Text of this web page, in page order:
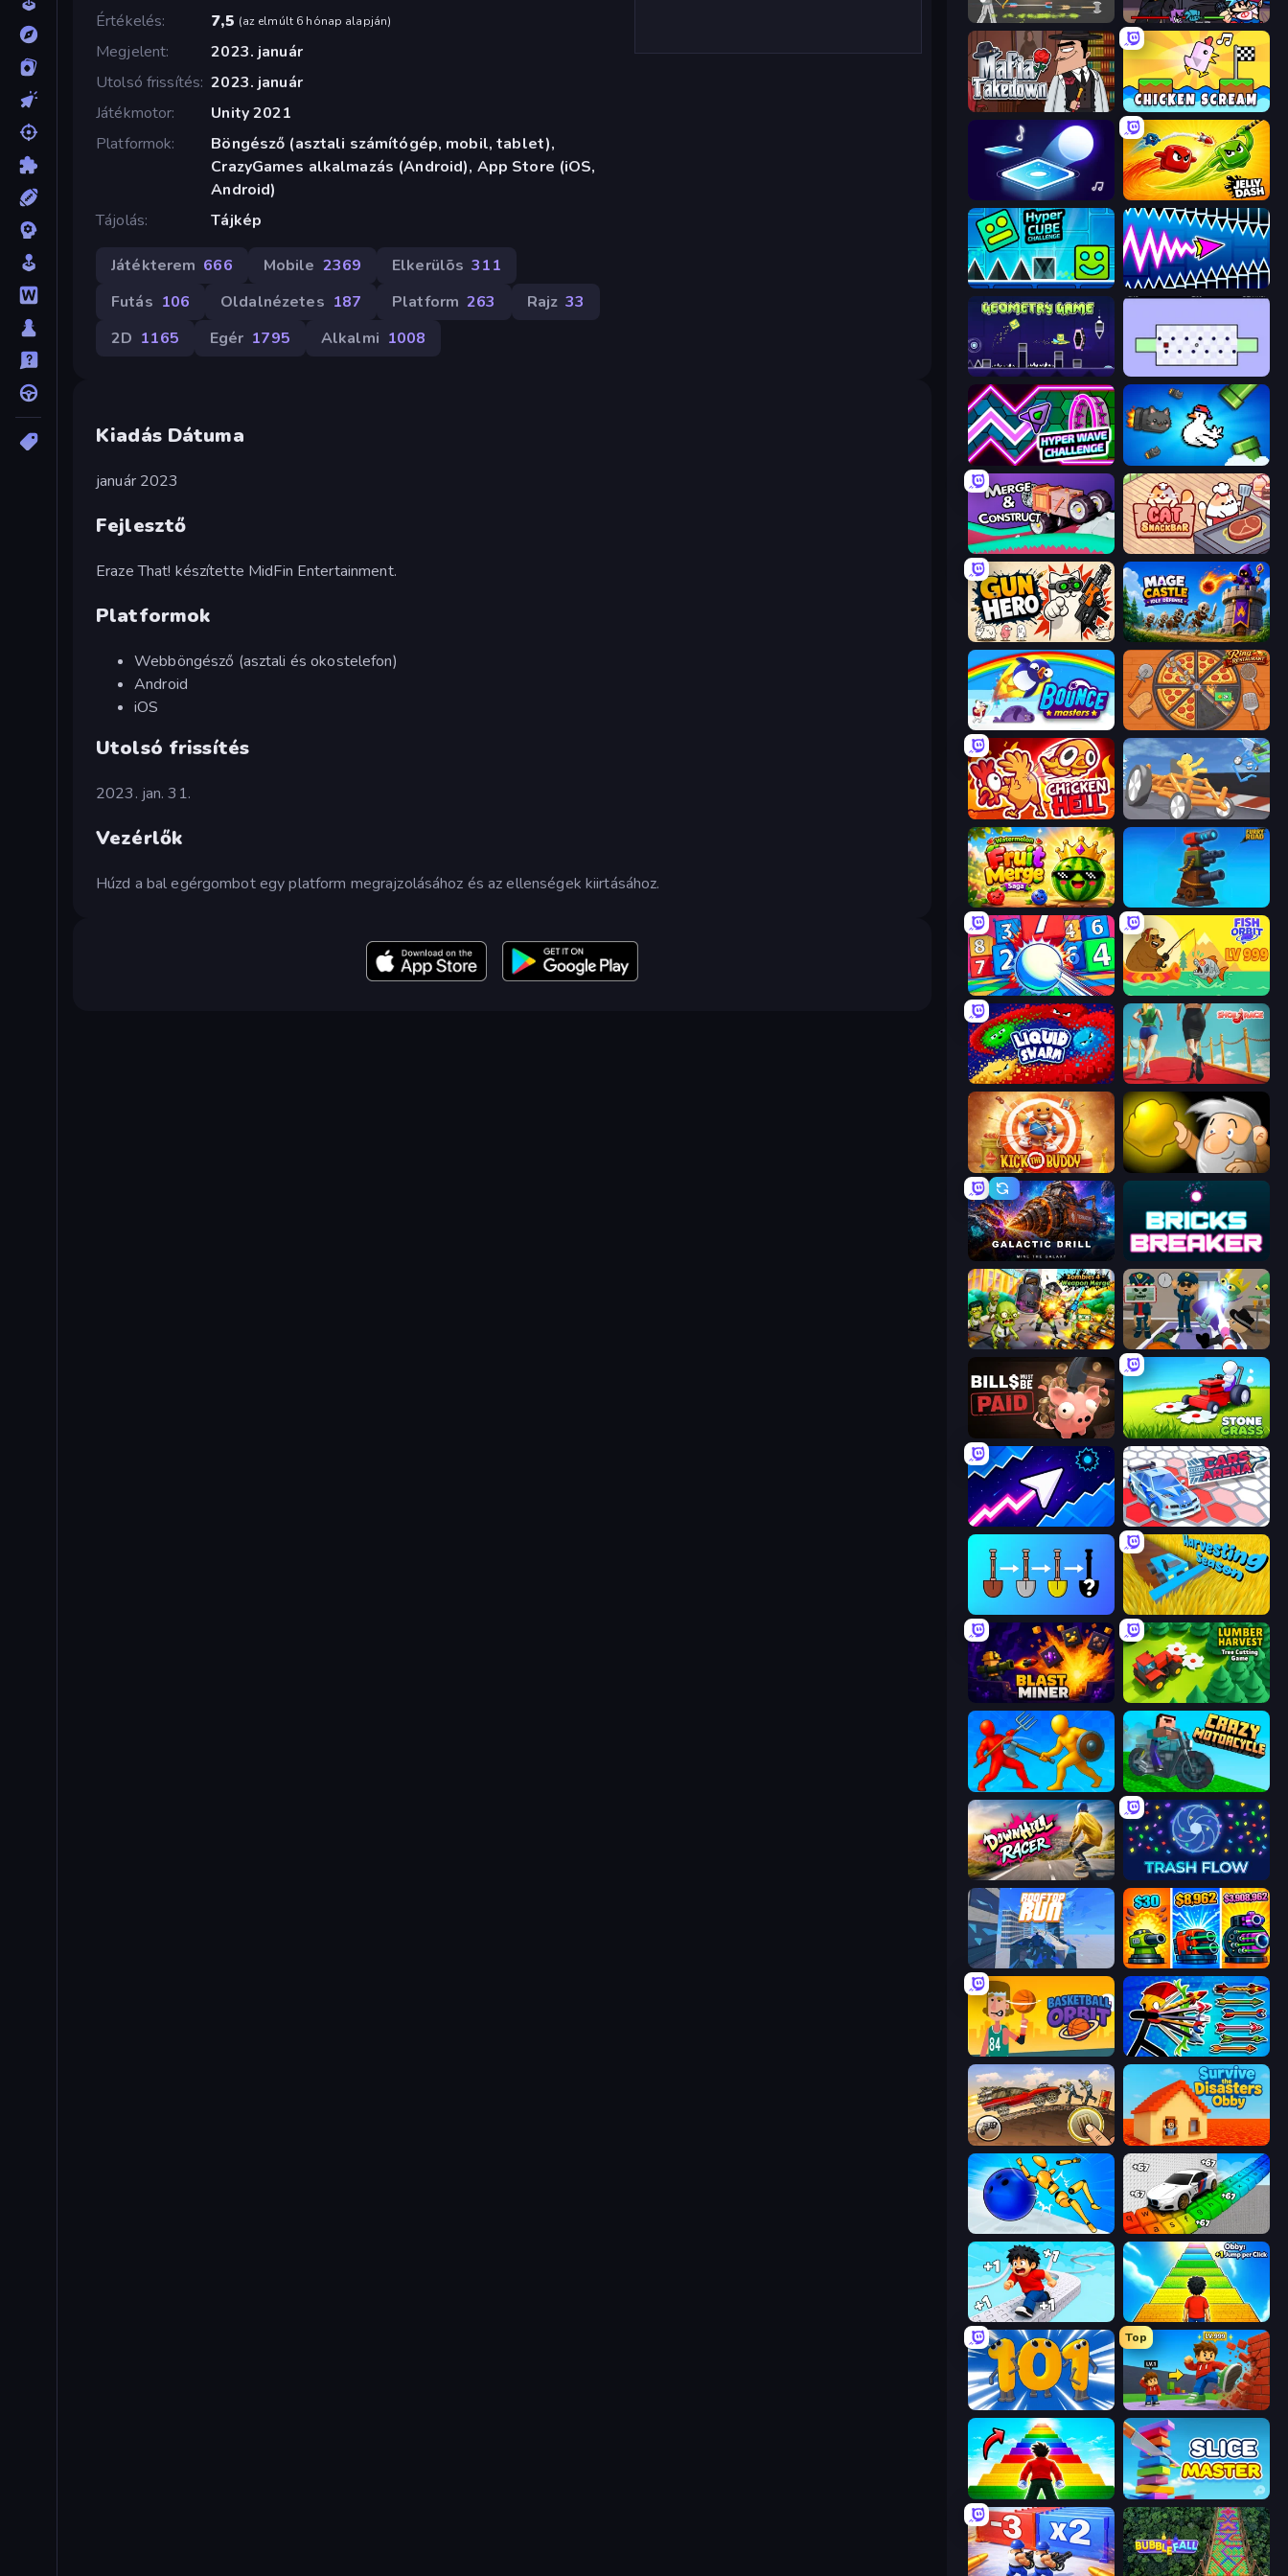
Értékelés
7,5 (az elmúlt 6 hónap alapján)
Megjelent
2023. január
Utolsó frissítés 2023. január
Játékmotor
Unity 2021
Platformok
Böngésző (asztali számítógép, mobil, tablet),
CrazyGames alkalmazás (Android), App Store (iOS,
Android)
Tájolás
Tájkép
Játékterem 666 Mobile 2369 Elkerülõs 311
Futás 106 Oldalnézetes 187 Platform 263 Rajz 33
2D 1165 Egér 1795 Alkalmi 1008
Kiadás Dátuma
január 2023
Fejlesztő
Eraze That! készítette MidFin Entertainment.
Platformok
Webböngésző (asztali és okostelefon)
Android
iOS
Utolsó frissítés
2023. jan. 31.
Vezérlők
Húzd a bal egérgombot egy platform megrajzolásához és az ellenségek kiirtásához.
Ragdoll Archers Friday Night Funkin'
Mafia Takedown Chicken Scream
Tile Jumper 3D Jelly Dash
Hyper Cube Challenge Wave Dash: Geometry Arrow
Geometry Game
Hyper Wave Challenge Honk
Merge & Construct Cat Snack Bar
Gun Hero: Cat Survival Mage Castle Idle Defense
Bouncemasters Ring Restaurant
Chicken Hell Draw Crash Race
Watermelon Fruit Merge Saga Furry Road
Entropy Fish Orbit
Liquid Swarm Shoe Race
Kick the Buddy Gold Miner
Galactic Drill Bricks Breaker
Zombies 4 Weapon Merge Find The Alien
Bills Must Be Paid Stone Grass: Mowing Simulator
Space Waves Cars Arena
Harvesting Season
Blast Miner Lumber Harvest: Tree Cutting Game
Epic Sword Battle! Fight in Arena Crazy Motorcycle
Downhill Racer Trash Flow
Rooftop Run Pumpkin Defense: Merge Cannon
Basketball Orbit Archer Ragdoll Masters
Earn to Die: Zombie Ride Survive the Disasters: Obby
Playground Man! Ragdoll Show!
Speed per Click: Obby Obby: +1 Jump per Click
Numbers Arena
Top
Obby: +1 Click Wall Breaker
Obby Highest Jump Ever Slice Master